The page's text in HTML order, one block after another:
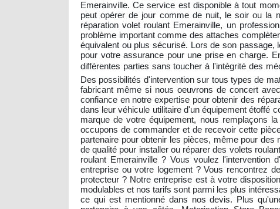
Emerainville. Ce service est disponible à tout
peut opérer de jour comme de nuit, le soir ou la
réparation volet roulant Emerainville, un
problème important comme des attaches
équivalent ou plus sécurisé. Lors de son
pour votre assurance pour une prise en charge.
différentes parties sans toucher à l'intégrité des
Des possibilités d'intervention sur tous types de
fabricant même si nous oeuvrons de concert
confiance en notre expertise pour obtenir des
dans leur véhicule utilitaire d'un équipement étoffé
marque de votre équipement, nous remplaçons
occupons de commander et de recevoir cette
partenaire pour obtenir les pièces, même pour
de qualité pour installer ou réparer des volets
roulant Emerainville ? Vous voulez l'intervention
entreprise ou votre logement ? Vous rencontrez
protecteur ? Notre entreprise est à votre
modulables et nos tarifs sont parmi les plus
ce qui est mentionné dans nos devis. Plus